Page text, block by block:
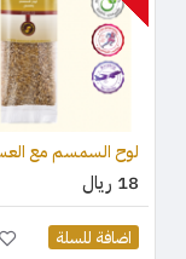
18 ريال
اضافة للسلة